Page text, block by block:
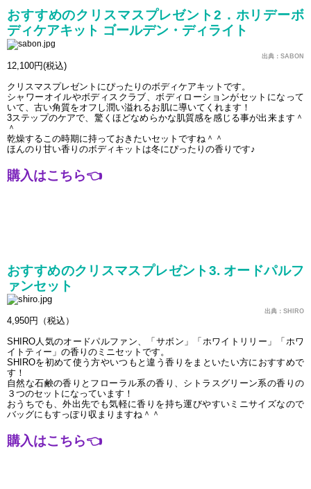
おすすめのクリスマスプレゼント2．ホリデーボ
ディケアキット ゴールデン・ディライト
出典：SABON
12,100円(税込)
クリスマスプレゼントにぴったりのボディケアキットです。
シャワーオイルやボディスクラブ、ボディローションがセットになって
いて、古い角質をオフし潤い溢れるお肌に導いてくれます！
3ステップのケアで、驚くほどなめらかな肌質感を感じる事が出来ます＾
＾
乾燥するこの時期に持っておきたいセットですね＾＾
ほんのり甘い香りのボディキットは冬にぴったりの香りです♪
購入はこちら👈
おすすめのクリスマスプレゼント3. オードパルフ
ァンセット
出典：SHIRO
4,950円（税込）
SHIRO人気のオードパルファン、「サボン」「ホワイトリリー」「ホワ
イトティー」の香りのミニセットです。
SHIROを初めて使う方やいつもと違う香りをまといたい方におすすめで
す！
自然な石鹸の香りとフローラル系の香り、シトラスグリーン系の香りの
３つのセットになっています！
おうちでも、外出先でも気軽に香りを持ち運びやすいミニサイズなので
バッグにもすっぽり収まりますね＾＾
購入はこちら👈